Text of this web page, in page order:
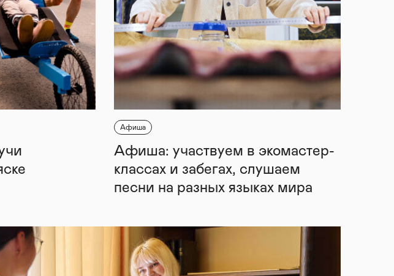
Афиша
Афиша: участвуем в экомастер-
классах и забегах, слушаем
песни на разных языках мира